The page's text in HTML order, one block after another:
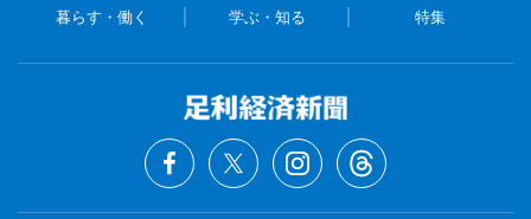
暮らす・働く 学ぶ・知る 特集